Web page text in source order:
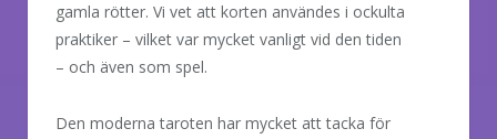
gamla rötter. Vi vet att korten användes i ockulta
praktiker – vilket var mycket vanligt vid den tiden
– och även som spel.
Den moderna taroten har mycket att tacka för